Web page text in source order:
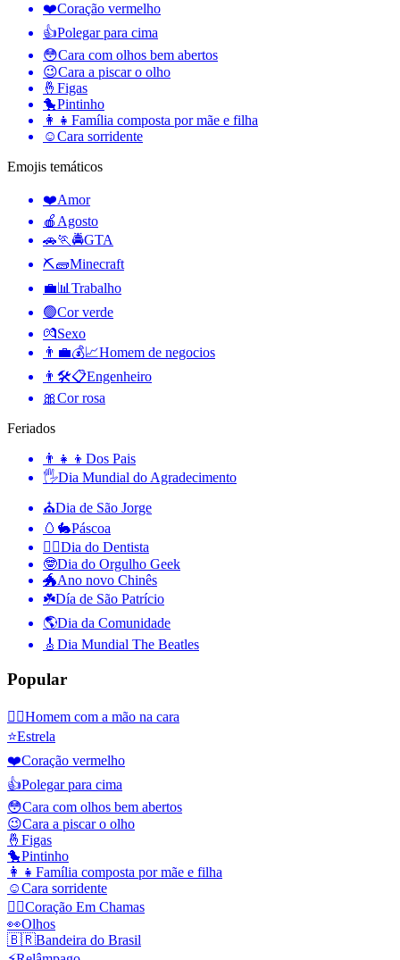
❤️Coração vermelho
👍Polegar para cima
😳Cara com olhos bem abertos
😉Cara a piscar o olho
🤞 Figas
🐤Pintinho
👩‍👧 Família composta por mãe e filha
☺️Cara sorridente
Emojis temáticos
❤️Amor
🍎 Agosto
🚗🏃🚔GTA
⛏🧱Minecraft
💼📊 Trabalho
🟢Cor verde
💏Sexo
👨‍💼💰📈Homem de negocios
👨🛠📋Engenheiro
🎀Cor rosa
Feriados
👨‍👧‍👦 Dos Pais
🖐Dia Mundial do Agradecimento
⛪️Dia de São Jorge
🥚🐇Páscoa
👨‍⚕️Dia do Dentista
🤓Dia do Orgulho Geek
🐲Ano novo Chinês
☘️Día de São Patrício
🌎Dia da Comunidade
🎸 Dia Mundial The Beatles
Popular
🤦‍♂️Homem com a mão na cara
⭐Estrela
❤️Coração vermelho
👍Polegar para cima
😳Cara com olhos bem abertos
😉Cara a piscar o olho
🤞 Figas
🐤Pintinho
👩‍👧 Família composta por mãe e filha
☺️Cara sorridente
❤️‍🔥Coração Em Chamas
👀Olhos
🇧🇷Bandeira do Brasil